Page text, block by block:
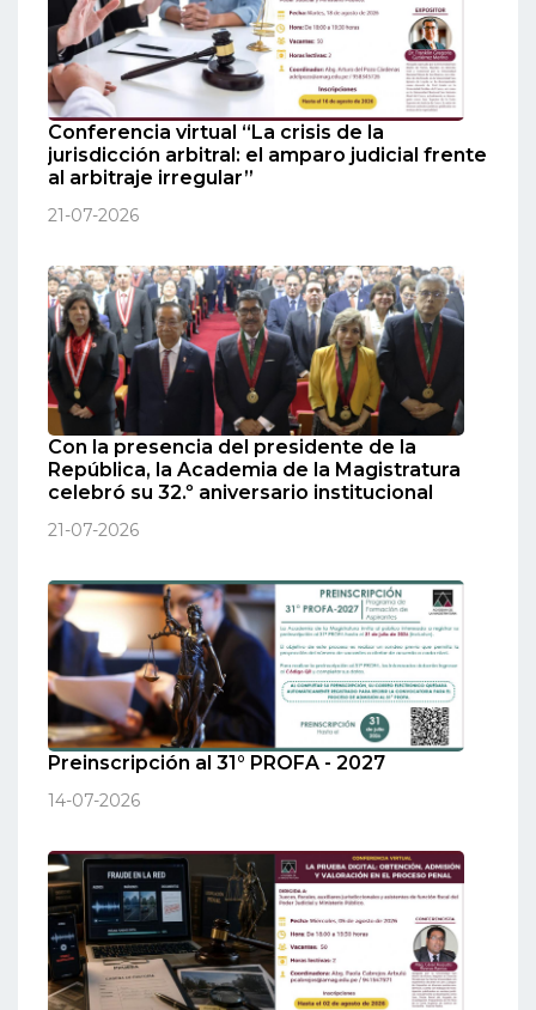
Conferencia virtual “La crisis de la
jurisdicción arbitral: el amparo judicial frente
al arbitraje irregular”
21-07-2026
Con la presencia del presidente de la
República, la Academia de la Magistratura
celebró su 32.º aniversario institucional
21-07-2026
Preinscripción al 31° PROFA - 2027
14-07-2026